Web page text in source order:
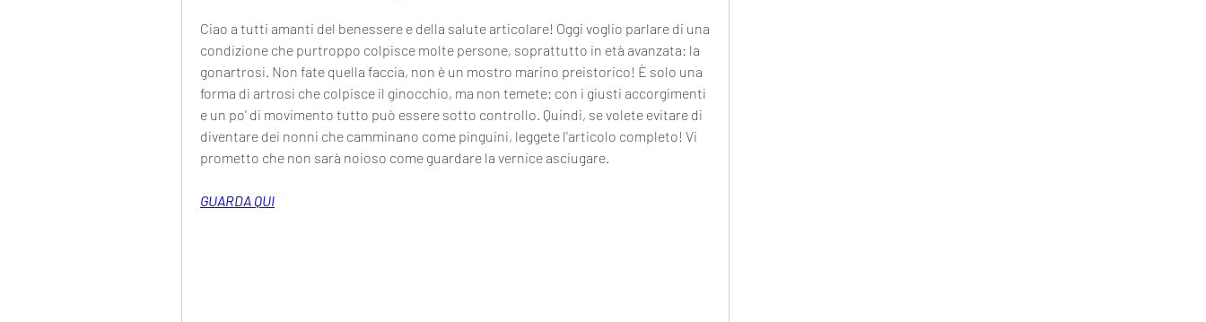
Ciao a tutti amanti del benessere e della salute articolare! Oggi voglio parlare di una
condizione che purtroppo colpisce molte persone, soprattutto in età avanzata: la
gonartrosi. Non fate quella faccia, non è un mostro marino preistorico! È solo una
forma di artrosi che colpisce il ginocchio, ma non temete: con i giusti accorgimenti
e un po' di movimento tutto può essere sotto controllo. Quindi, se volete evitare di
diventare dei nonni che camminano come pinguini, leggete l'articolo completo! Vi
prometto che non sarà noioso come guardare la vernice asciugare.
GUARDA QUI